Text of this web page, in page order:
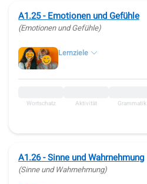
A1.25 - Emotionen und Gefühle
(Emotionen und Gefühle)
Lernziele
Wortschatz Aktivität Grammatik
A1.26 - Sinne und Wahrnehmung
(Sinne und Wahrnehmung)